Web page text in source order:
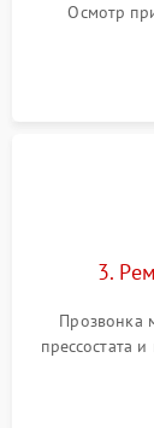
Осмотр
3.
Прозвонка
прессостата